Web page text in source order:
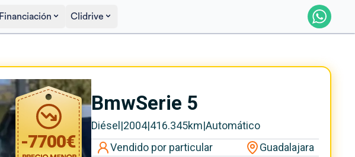
Financiación Clidrive
-7700€
BmwSerie 5
Diésel|2004|416.345km|Automático
Vendido por particular
Guadalajara